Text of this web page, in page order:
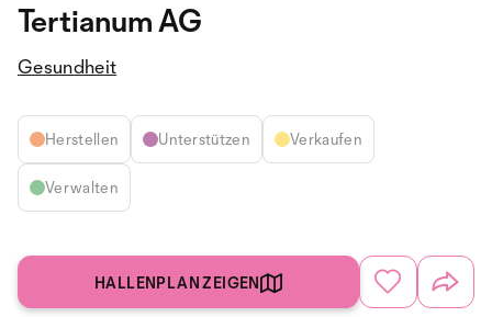
Tertianum AG
Gesundheit
Herstellen Unterstützen Verkaufen
Verwalten
HALLENPLAN ZEIGEN